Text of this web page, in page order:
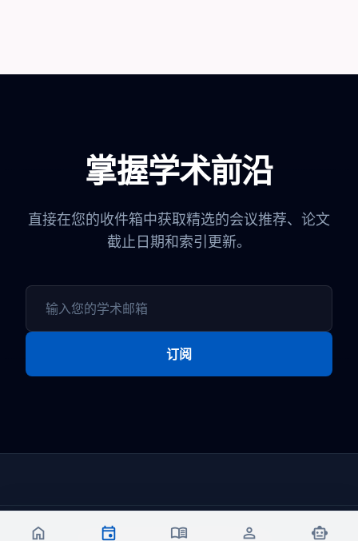
掌握学术前沿
直接在您的收件箱中获取精选的会议推荐、论文
截止日期和索引更新。
订阅
home event menu_book person smart_toy